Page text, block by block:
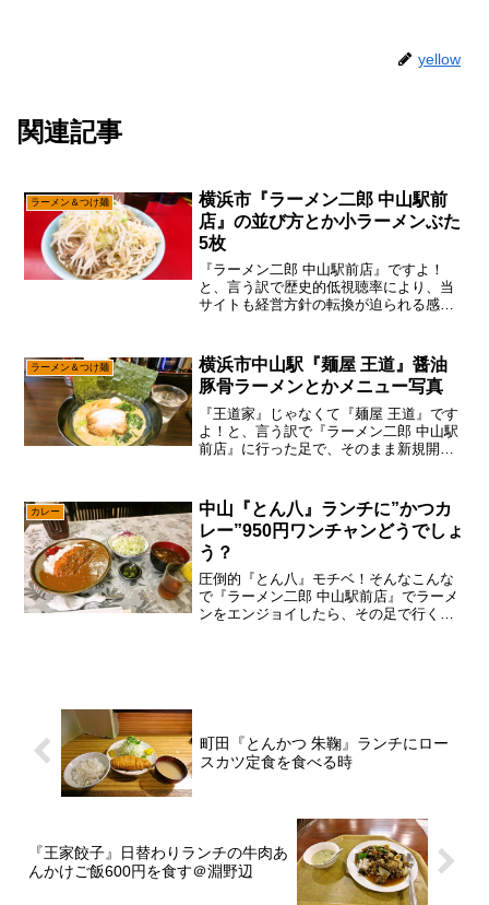
yellow
関連記事
ラーメン＆つけ麺
横浜市『ラーメン二郎 中山駅前
店』の並び方とか小ラーメンぶた
5枚
『ラーメン二郎 中山駅前店』ですよ！
と、言う訳で歴史的低視聴率により、当
サイトも経営方針の転換が迫られる感じ
人口は72万4千人、横浜市の人口は376万
9千人でして、ほぼ...
ラーメン＆つけ麺
横浜市中山駅『麺屋 王道』醤油
豚骨ラーメンとかメニュー写真
『王道家』じゃなくて『麺屋 王道』です
よ！と、言う訳で『ラーメン二郎 中山駅
前店』に行った足で、そのまま新規開拓
ら、そこはシビアにやらないとでしょ～
まあ、しかし。微妙に...
カレー
中山『とん八』ランチに”かつカ
レー”950円ワンチャンどうでしょ
う？
圧倒的『とん八』モチベ！そんなこんな
で『ラーメン二郎 中山駅前店』でラーメ
ンをエンジョイしたら、その足で行く先
町田『とんかつ 朱鞠』ランチにロー
スカツ定食を食べる時
『王家餃子』日替わりランチの牛肉あ
んかけご飯600円を食す＠淵野辺